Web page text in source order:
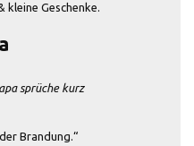
kleine Geschenke.
sprüche kurz
Brandung.“